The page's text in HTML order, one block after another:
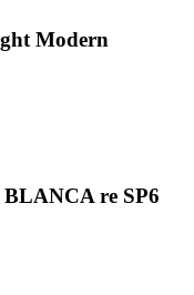
Modern
re SP6